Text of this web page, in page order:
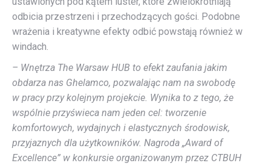
odbicia przestrzeni i przechodzących gości. Podobne
wrażenia i kreatywne efekty odbić powstają również w
windach.
– Wnętrza The Warsaw HUB to efekt zaufania jakim
obdarza nas Ghelamco, pozwalając nam na swobodę
w pracy przy kolejnym projekcie. Wynika to z tego, że
wspólnie przyświeca nam jeden cel: tworzenie
komfortowych, wydajnych i elastycznych środowisk,
przyjaznych dla użytkowników. Nagroda „Award of
Excellence” w konkursie organizowanym przez CTBUH